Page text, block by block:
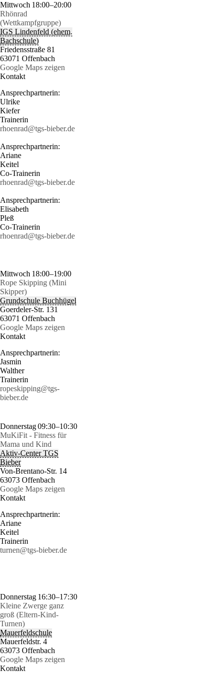
Mittwoch 18:00–20:00
Rhönrad
(Wettkampfgruppe)
IGS Lindenfeld (ehem.
Bachschule)
Friedensstraße 81
63071 Offenbach
Google Maps zeigen
Kontakt
Ansprechpartnerin:
Ulrike
Kiefer
Trainerin
rhoenrad@tgs-bieber.de
Ansprechpartnerin:
Ariane
Keitel
Co-Trainerin
rhoenrad@tgs-bieber.de
Ansprechpartnerin:
Elisabeth
Pleß
Co-Trainerin
rhoenrad@tgs-bieber.de
Mittwoch 18:00–19:00
Rope Skipping (Mini
Skipper)
Grundschule Buchhügel
Goerdeler-Str. 131
63071 Offenbach
Google Maps zeigen
Kontakt
Ansprechpartnerin:
Jasmin
Walther
Trainerin
ropeskipping@tgs-
bieber.de
Donnerstag09:30–10:30
MuKiFit - Fitness für
Mama und Kind
Aktiv-Center TGS
Bieber
Von-Brentano-Str. 14
63073 Offenbach
Google Maps zeigen
Kontakt
Ansprechpartnerin:
Ariane
Keitel
Trainerin
turnen@tgs-bieber.de
Donnerstag 16:30–17:30
Kleine Zwerge ganz
groß (Eltern-Kind-
Turnen)
Mauerfeldschule
Mauerfeldstr. 4
63073 Offenbach
Google Maps zeigen
Kontakt